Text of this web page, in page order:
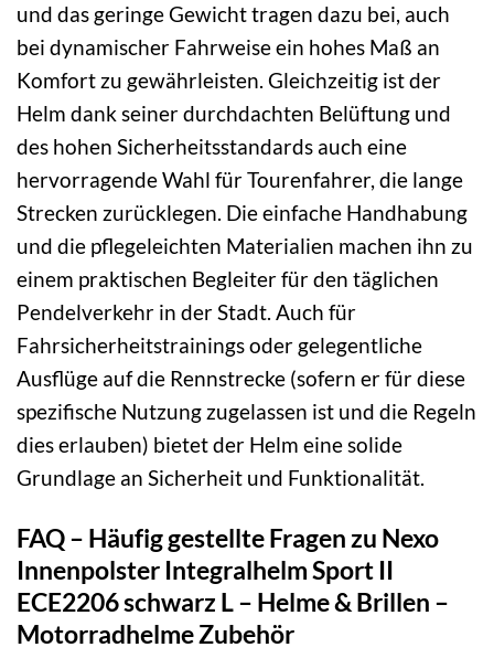
und das geringe Gewicht tragen dazu bei, auch
bei dynamischer Fahrweise ein hohes Maß an
Komfort zu gewährleisten. Gleichzeitig ist der
Helm dank seiner durchdachten Belüftung und
des hohen Sicherheitsstandards auch eine
hervorragende Wahl für Tourenfahrer, die lange
Strecken zurücklegen. Die einfache Handhabung
und die pflegeleichten Materialien machen ihn zu
einem praktischen Begleiter für den täglichen
Pendelverkehr in der Stadt. Auch für
Fahrsicherheitstrainings oder gelegentliche
Ausflüge auf die Rennstrecke (sofern er für diese
spezifische Nutzung zugelassen ist und die Regeln
dies erlauben) bietet der Helm eine solide
Grundlage an Sicherheit und Funktionalität.
FAQ – Häufig gestellte Fragen zu Nexo
Innenpolster Integralhelm Sport II
ECE2206 schwarz L – Helme & Brillen –
Motorradhelme Zubehör